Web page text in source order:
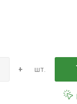
+ шт.